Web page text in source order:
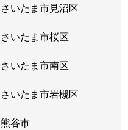
さいたま市見沼区
さいたま市桜区
さいたま市南区
さいたま市岩槻区
熊谷市